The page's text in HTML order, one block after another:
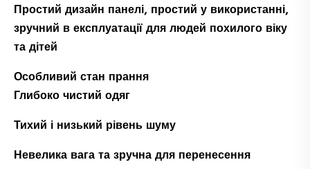
Простий дизайн панелі, простий у використанні,
зручний в експлуатації для людей похилого віку
та дітей
Особливий стан прання
Глибоко чистий одяг
Тихий і низький рівень шуму
Невелика вага та зручна для перенесення